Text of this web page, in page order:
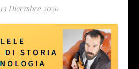
13 Dicembre 2020